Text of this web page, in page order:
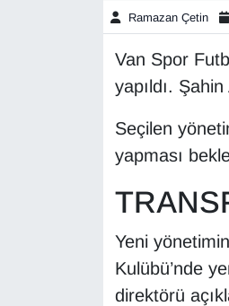
Ramazan Çetin
Van Spor
yapıldı.
Seçilen
yapması
Yeni
Kulübü’nde
direktörü
HABERDE İNSAN
Kamu Alımları